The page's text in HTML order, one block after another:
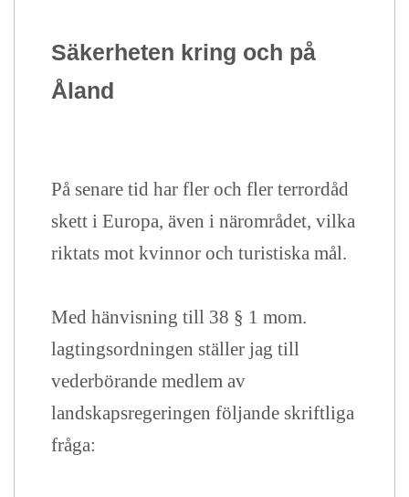
Säkerheten kring och på
Åland
På senare tid har fler och fler terrordåd
skett i Europa, även i närområdet, vilka
riktats mot kvinnor och turistiska mål.
Med hänvisning till 38 § 1 mom.
lagtingsordningen ställer jag till
vederbörande medlem av
landskapsregeringen följande skriftliga
fråga: